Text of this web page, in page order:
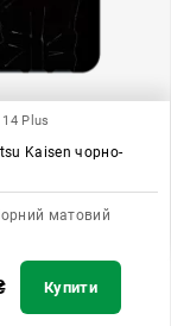
Plus
Kaisen чорно-
матовий
Купити